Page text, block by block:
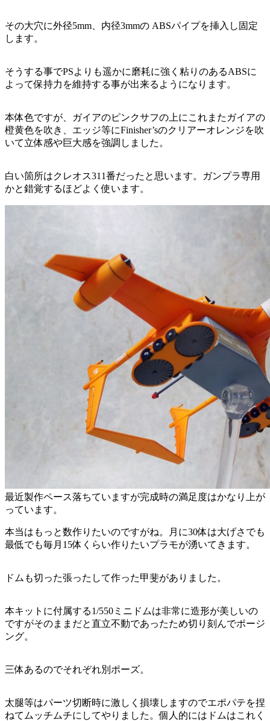
その大穴に外径5mm、内径3mmの ABSパイプを挿入し固定
します。
そうする事でPSよりも遥かに磨耗に強く粘りのあるABSに
よって保持力を維持する事が出来るようになります。
本体色ですが、ガイアのピンクサフの上にこれまたガイアの
橙黄色を吹き、エッジ等にFinisher’sのクリアーオレンジを吹
いて立体感や巨大感を強調しました。
白い箇所はクレオス311番だったと思います。ガンプラ専用
かと錯覚するほどよく使います。
最近製作ペース落ちていますが完成時の満足度はかなり上が
っています。
本当はもっと数作りたいのですがね。月に30体は大げさでも
最低でも毎月15体くらい作りたいプラモが湧いてきます。
ドムも切った張ったして作った甲斐がありました。
本キットに付属する1/550ミニドムは非常に造形が美しいの
ですがそのままだと直立不動であったため切り刻んでポージ
ング。
三体あるのでそれぞれ別ポーズ。
太腿等はパーツ切断時に激しく損壊しますのでエポパテを捏
ねてムッチムチにしてやりました。個人的にはドムはこれく